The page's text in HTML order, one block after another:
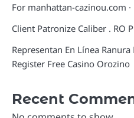
For manhattan-cazinou.com
Client Patronize Caliber . RO
Representan En Línea Ranura
Register Free Casino Orozino
Recent